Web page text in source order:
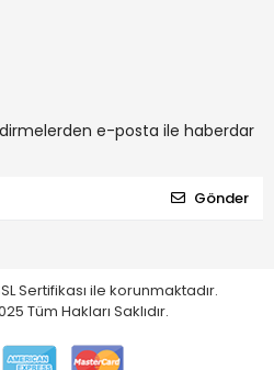
e-posta ile haberdar
Gönder
Sertifikası ile korunmaktadır.
Tüm Hakları Saklıdır.